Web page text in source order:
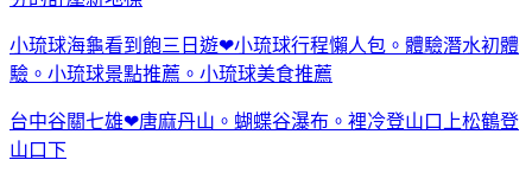
小琉球海龜看到飽三日遊❤小琉球行程懶人包。體驗潛水初體
驗。小琉球景點推薦。小琉球美食推薦
台中谷關七雄❤唐麻丹山。蝴蝶谷瀑布。裡冷登山口上松鶴登
山口下